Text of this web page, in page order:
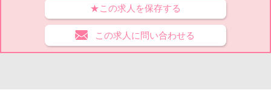
★この求人を保存する
この求人に問い合わせる